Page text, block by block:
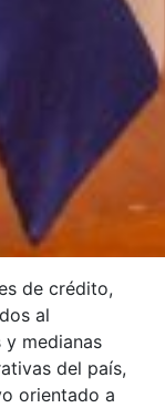
de crédito,
al
medianas
del país,
orientado a